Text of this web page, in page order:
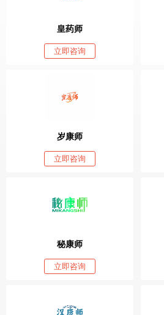
皇药师
立即咨询
岁康师
立即咨询
秘康师
立即咨询